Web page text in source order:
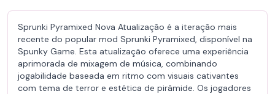
Sprunki Pyramixed Nova Atualização é a iteração mais
recente do popular mod Sprunki Pyramixed, disponível na
Spunky Game. Esta atualização oferece uma experiência
aprimorada de mixagem de música, combinando
jogabilidade baseada em ritmo com visuais cativantes
com tema de terror e estética de pirâmide. Os jogadores